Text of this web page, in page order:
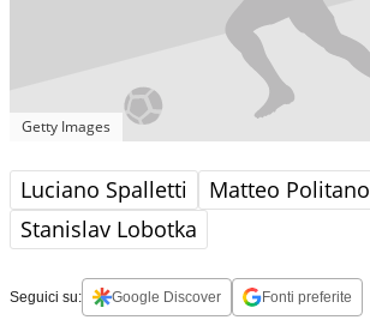
Getty Images
Luciano Spalletti Matteo Politano
Stanislav Lobotka
Seguici su: Google Discover Fonti preferite